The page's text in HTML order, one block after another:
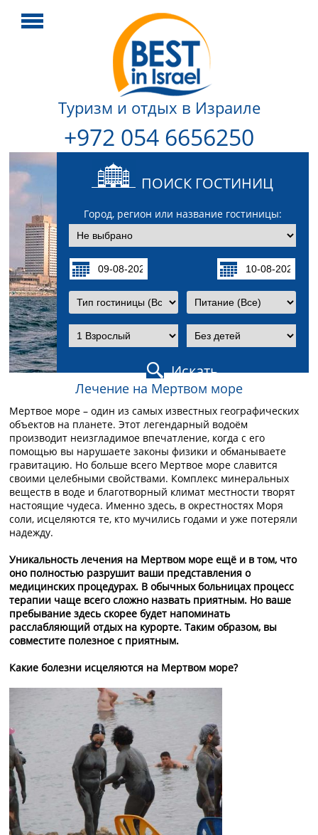
Туризм и отдых в Израиле
+972 054 6656250
ПОИСК ГОСТИНИЦ
Город, регион или название гостиницы:
Искать
Лечение на Мертвом море
Мертвое море – один из самых известных географических
объектов на планете. Этот легендарный водоём
производит неизгладимое впечатление, когда с его
помощью вы нарушаете законы физики и обманываете
гравитацию. Но больше всего Мертвое море славится
своими целебными свойствами. Комплекс минеральных
веществ в воде и благотворный климат местности творят
настоящие чудеса. Именно здесь, в окрестностях Моря
соли, исцеляются те, кто мучились годами и уже потеряли
надежду.
Уникальность лечения на Мертвом море ещё и в том, что
оно полностью разрушит ваши представления о
медицинских процедурах. В обычных больницах процесс
терапии чаще всего сложно назвать приятным. Но ваше
пребывание здесь скорее будет напоминать
расслабляющий отдых на курорте. Таким образом, вы
совместите полезное с приятным.
Какие болезни исцеляются на Мертвом море?